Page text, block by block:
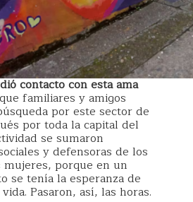
contacto con esta ama
familiares y amigos
por este sector de
por toda la capital del
se sumaron
y defensoras de los
mujeres, porque en un
se tenía la esperanza de
Pasaron, así, las horas.